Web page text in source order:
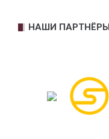
НАШИ ПАРТНЁРЫ